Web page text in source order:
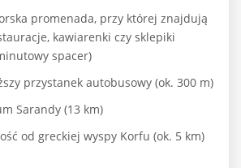
promenada, przy której znajdują
kawiarenki czy sklepiki
spacer)
przystanek autobusowy (ok. 300 m)
Sarandy (13 km)
od greckiej wyspy Korfu (ok. 5 km)